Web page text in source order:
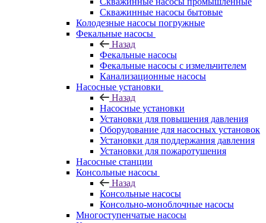
Скважинные насосы бытовые
Колодезные насосы погружные
Фекальные насосы
Назад
Фекальные насосы
Фекальные насосы с измельчителем
Канализационные насосы
Насосные установки
Назад
Насосные установки
Установки для повышения давления
Оборудование для насосных установок
Установки для поддержания давления
Установки для пожаротушения
Насосные станции
Консольные насосы
Назад
Консольные насосы
Консольно-моноблочные насосы
Многоступенчатые насосы